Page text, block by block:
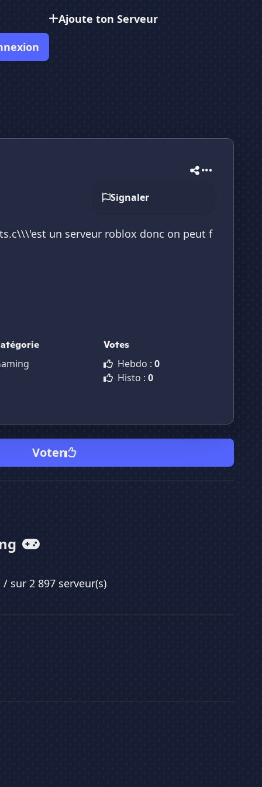
Ajoute ton Serveur
Signaler
un serveur roblox donc on peut f
Votes
Hebdo : 0
Histo : 0
Voter
/ sur 2 897 serveur(s)